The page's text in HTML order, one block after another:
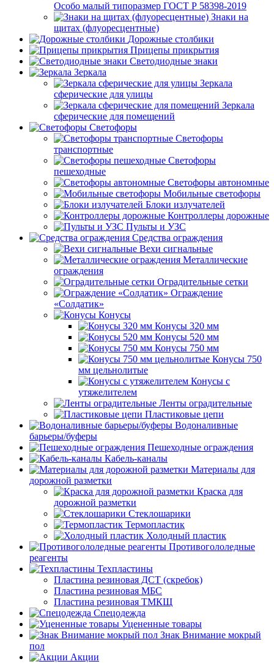
Особо малый типоразмер ГОСТ Р 58398-2019
Знаки на
щитах (флуоресцентные)
Дорожные столбики
Прицепы прикрытия
Светодиодные знаки
Зеркала
Зеркала
сферические для улицы
Зеркала
сферические для помещений
Светофоры
Светофоры
транспортные
Светофоры
пешеходные
Светофоры автономные
Мобильные светофоры
Блоки излучателей
Контроллеры дорожные
Пульты и УЗС
Средства ограждения
Вехи сигнальные
Металлические
ограждения
Оградительные сетки
Ограждение
«Солдатик»
Конусы
Конусы 320 мм
Конусы 520 мм
Конусы 750 мм
Конусы 750
мм цельнолитые
Конусы с
утяжелителем
Ленты оградительные
Пластиковые цепи
Водоналивные
барьеры/буферы
Пешеходные ограждения
Кабель-каналы
Материалы для
дорожной разметки
Краска для
дорожной разметки
Стеклошарики
Термопластик
Холодный пластик
Противогололедные
реагенты
Техпластины
Пластина резиновая ДСТ (скребок)
Пластина резиновая МБС
Пластина резиновая ТМКЩ
Спецодежда
Уцененные товары
Знак Внимание мокрый
пол
Акции